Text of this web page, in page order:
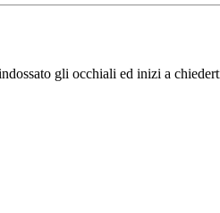
gli occhiali ed inizi a